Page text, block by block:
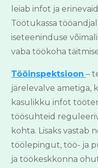
leiab infot ja
Töötukassa
iseteeninduse
vaba töökoha
Tööinspektsioon –
järelevalve ametiga,
kasulikku infot
töösuhteid
kohta. Lisaks vastab
töölepingut, töö- ja
ja töökeskkonna